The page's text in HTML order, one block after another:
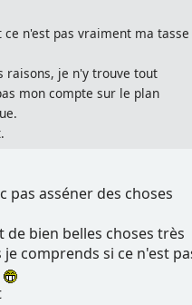
ce n'est pas vraiment ma tasse
raisons, je n'y trouve tout
mon compte sur le plan
pas asséner des choses
de bien belles choses très
je comprends si ce n'est